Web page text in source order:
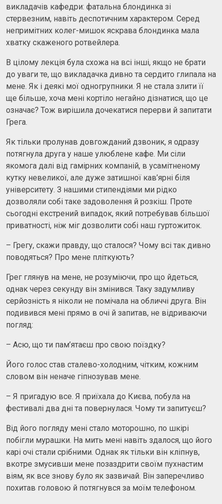
викладачів кафедри: фатальна блондинка зі
стервезним, навіть деспотичним характером. Серед
непримітних колег-мишок яскрава блондинка мала
хватку скаженого ротвейлера.
В цілому лекція була схожа на всі інші, якщо не брати
до уваги те, що викладачка дивно та сердито глипала на
мене. Як і деякі мої одногрупники. Я не стала злити її
ще більше, хоча мені кортіло негайно дізнатися, що це
означає? Тож вирішила дочекатися перерви й запитати
Грега.
Як тільки пролунав довгожданий дзвоник, я одразу
потягнула друга у наше улюблене кафе. Ми сіли
якомога далі від гамірних компаній, в усамітненому
кутку невеликої, але дуже затишної кав’ярні біля
університету. З нашими стипендіями ми рідко
дозволяли собі таке задоволення й розкіш. Проте
сьогодні екстрений випадок, який потребував більшої
приватності, ніж міг дозволити собі наш гуртожиток.
– Грегу, скажи правду, що сталося? Чому всі так дивно
поводяться? Про мене пліткують?
Грег глянув на мене, не розуміючи, про що йдеться,
однак через секунду він змінився. Таку задумливу
серйозність я ніколи не помічала на обличчі друга. Він
подивився мені прямо в очі й запитав, не відриваючи
погляд:
– Асю, що ти пам’ятаєш про свою поїздку?
Його голос став сталево-холодним, чітким, кожним
словом він неначе гіпнозував мене.
– Я пригадую все. Я приїхала до Києва, побула на
фестивалі два дні та повернулася. Чому ти запитуєш?
Від його погляду мені стало моторошно, по шкірі
побігли мурашки. На мить мені навіть здалося, що його
карі очі стали срібними. Однак як тільки він кліпнув,
вкотре змусивши мене позаздрити своїм пухнастим
віям, як все знову було як зазвичай. Він заперечливо
похитав головою й потягнувся за моїм телефоном.